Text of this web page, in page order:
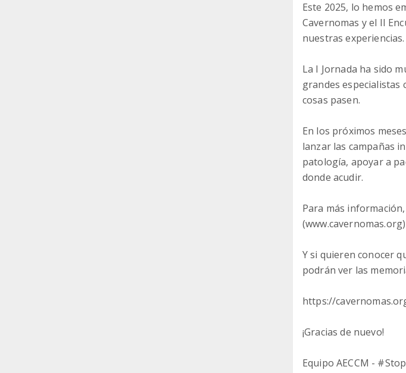
Este 2025, lo hemos
Cavernomas y el II
nuestras experiencias.
La I Jornada ha sido
grandes especialistas
cosas pasen.
En los próximos
lanzar las campañas
patología, apoyar a
donde acudir.
Para más
Y si quieren conocer
podrán ver las
https://
¡Gracias de nuevo!
Equipo AECCM -